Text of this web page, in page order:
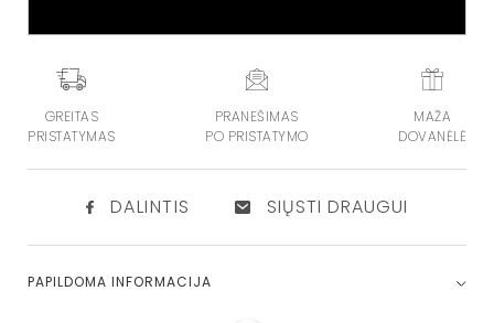
GREITAS
PRISTATYMAS
PRANEŠIMAS
PO PRISTATYMO
MAŽA
DOVANĖLĖ
DALINTIS SIŲSTI DRAUGUI
PAPILDOMA INFORMACIJA